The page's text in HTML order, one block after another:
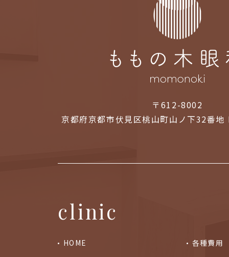
〒612-8002
京都府京都市伏見区桃山町山ノ下32番地
clinic
HOME
各種費用